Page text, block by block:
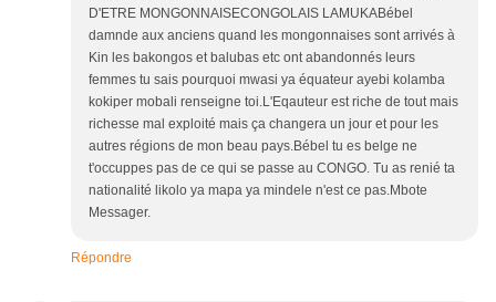
D'ETRE MONGONNAISECONGOLAIS LAMUKABébel
damnde aux anciens quand les mongonnaises sont arrivés à
Kin les bakongos et balubas etc ont abandonnés leurs
femmes tu sais pourquoi mwasi ya équateur ayebi kolamba
kokiper mobali renseigne toi.L'Eqauteur est riche de tout mais
richesse mal exploité mais ça changera un jour et pour les
autres régions de mon beau pays.Bébel tu es belge ne
t'occuppes pas de ce qui se passe au CONGO. Tu as renié ta
nationalité likolo ya mapa ya mindele n'est ce pas.Mbote
Messager.
Répondre